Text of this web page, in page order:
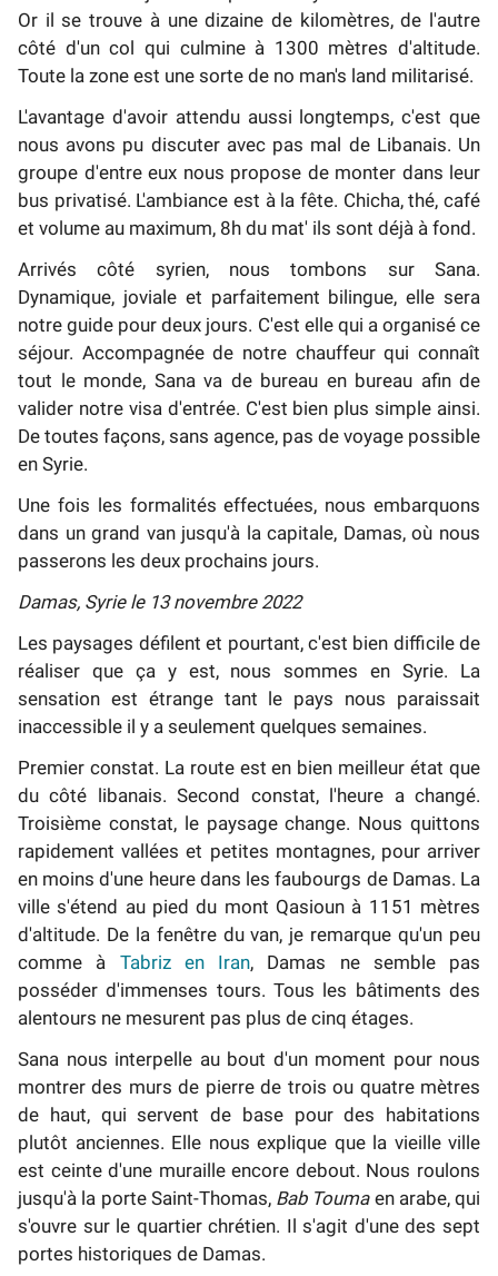
Or il se trouve à une dizaine de kilomètres, de l'autre
côté d'un col qui culmine à 1300 mètres d'altitude.
Toute la zone est une sorte de no man's land militarisé.
L'avantage d'avoir attendu aussi longtemps, c'est que
nous avons pu discuter avec pas mal de Libanais. Un
groupe d'entre eux nous propose de monter dans leur
bus privatisé. L'ambiance est à la fête. Chicha, thé, café
et volume au maximum, 8h du mat' ils sont déjà à fond.
Arrivés côté syrien, nous tombons sur Sana.
Dynamique, joviale et parfaitement bilingue, elle sera
notre guide pour deux jours. C'est elle qui a organisé ce
séjour. Accompagnée de notre chauffeur qui connaît
tout le monde, Sana va de bureau en bureau afin de
valider notre visa d'entrée. C'est bien plus simple ainsi.
De toutes façons, sans agence, pas de voyage possible
en Syrie.
Une fois les formalités effectuées, nous embarquons
dans un grand van jusqu'à la capitale, Damas, où nous
passerons les deux prochains jours.
Damas, Syrie le 13 novembre 2022
Les paysages défilent et pourtant, c'est bien difficile de
réaliser que ça y est, nous sommes en Syrie. La
sensation est étrange tant le pays nous paraissait
inaccessible il y a seulement quelques semaines.
Premier constat. La route est en bien meilleur état que
du côté libanais. Second constat, l'heure a changé.
Troisième constat, le paysage change. Nous quittons
rapidement vallées et petites montagnes, pour arriver
en moins d'une heure dans les faubourgs de Damas. La
ville s'étend au pied du mont Qasioun à 1151 mètres
d'altitude. De la fenêtre du van, je remarque qu'un peu
comme à Tabriz en Iran, Damas ne semble pas
posséder d'immenses tours. Tous les bâtiments des
alentours ne mesurent pas plus de cinq étages.
Sana nous interpelle au bout d'un moment pour nous
montrer des murs de pierre de trois ou quatre mètres
de haut, qui servent de base pour des habitations
plutôt anciennes. Elle nous explique que la vieille ville
est ceinte d'une muraille encore debout. Nous roulons
jusqu'à la porte Saint-Thomas, Bab Toumaen arabe, qui
s'ouvre sur le quartier chrétien. Il s'agit d'une des sept
portes historiques de Damas.